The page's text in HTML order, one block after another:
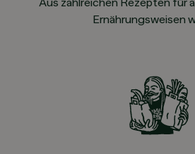
Aus zahlreichen Rezepten für
Ernährungsweisen